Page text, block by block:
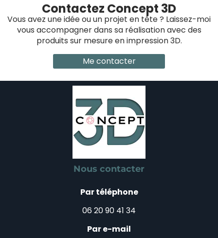
Contactez Concept 3D
Vous avez une idée ou un projet en tête ? Laissez-moi
vous accompagner dans sa réalisation avec des
produits sur mesure en impression 3D.
Me contacter
Nous contacter
Par téléphone
06 20 90 41 34
Par e-mail